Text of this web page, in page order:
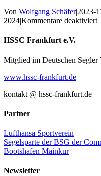
Von Wolfgang Schäfer|2023-
2024|Kommentare deaktiviertfür
+
Facebook
X
E-
HSSC Frankfurt e.V.
Mitglied im Deutschen Segler
www.hssc-frankfurt.de
kontakt @ hssc-frankfurt.de
Partner
Lufthansa Sportverein
Segelsparte der BSG der
Bootshafen Mainkur
Newsletter